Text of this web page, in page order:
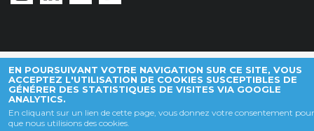
EN POURSUIVANT VOTRE NAVIGATION SUR CE SITE, VOUS
ACCEPTEZ L'UTILISATION DE COOKIES SUSCEPTIBLES DE
GÉNÉRER DES STATISTIQUES DE VISITES VIA GOOGLE
ANALYTICS.
En cliquant sur un lien de cette page, vous donnez votre consentement pour
que nous utilisions des cookies.